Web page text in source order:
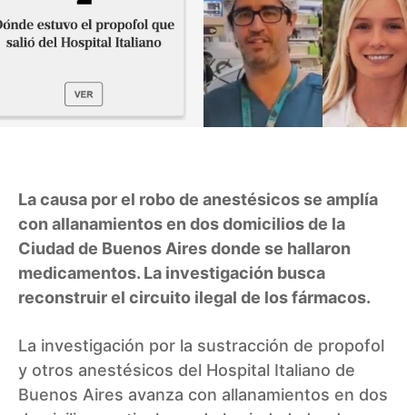
La causa por el robo de anestésicos se amplía
con allanamientos en dos domicilios de la
Ciudad de Buenos Aires donde se hallaron
medicamentos. La investigación busca
reconstruir el circuito ilegal de los fármacos.
La investigación por la sustracción de propofol
y otros anestésicos del Hospital Italiano de
Buenos Aires avanza con allanamientos en dos